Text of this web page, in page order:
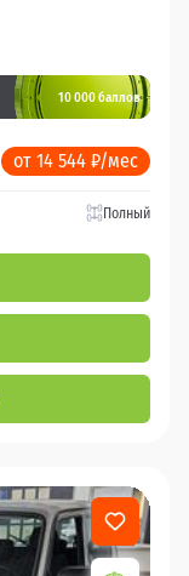
10 000 баллов
от 14 544 ₽/мес
Полный